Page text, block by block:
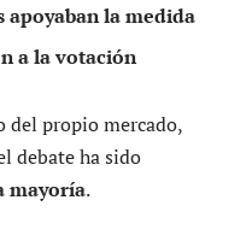
apoyaban la medida
a la votación
del propio mercado,
debate ha sido
mayoría.